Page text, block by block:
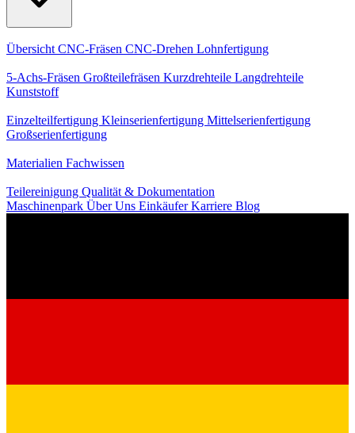
Übersicht CNC-Fräsen CNC-Drehen Lohnfertigung
5-Achs-Fräsen Großteilefräsen Kurzdrehteile Langdrehteile
Kunststoff
Einzelteilfertigung Kleinserienfertigung Mittelserienfertigung
Großserienfertigung
Materialien Fachwissen
Teilereinigung Qualität & Dokumentation
Maschinenpark Über Uns EinkäuferKarriere Blog